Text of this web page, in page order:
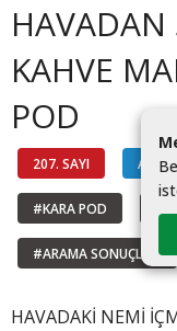
HAVADAN
KAHVE
POD
207. SAYI
#KARA POD
#ARAMA SONUÇLARI
M
Be
ist
HAVADAKİ NEMİ